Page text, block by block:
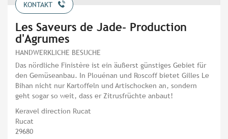
KONTAKT
Les Saveurs de Jade- Production
d'Agrumes
HANDWERKLICHE BESUCHE
Das nördliche Finistère ist ein äußerst günstiges Gebiet für
den Gemüseanbau. In Plouénan und Roscoff bietet Gilles Le
Bihan nicht nur Kartoffeln und Artischocken an, sondern
geht sogar so weit, dass er Zitrusfrüchte anbaut!
Keravel direction Rucat
Rucat
29680